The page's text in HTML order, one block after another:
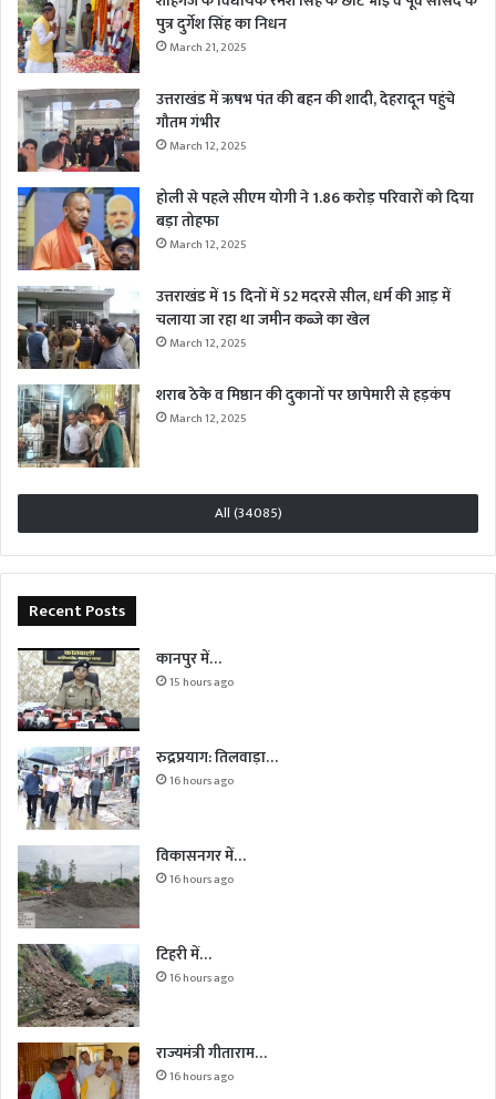
पुत्र दुर्गेश सिंह का निधन
March 21, 2025
उत्तराखंड में ऋषभ पंत की बहन की शादी, देहरादून पहुंचे
गौतम गंभीर
March 12, 2025
होली से पहले सीएम योगी ने 1.86 करोड़ परिवारों को दिया
बड़ा तोहफा
March 12, 2025
उत्तराखंड में 15 दिनों में 52 मदरसे सील, धर्म की आड़ में
चलाया जा रहा था जमीन कब्जे का खेल
March 12, 2025
शराब ठेके व मिष्ठान की दुकानों पर छापेमारी से हड़कंप
March 12, 2025
All (34085)
Recent Posts
कानपुर में…
15 hours ago
रुद्रप्रयाग: तिलवाड़ा…
16 hours ago
विकासनगर में…
16 hours ago
टिहरी में…
16 hours ago
राज्यमंत्री गीताराम…
16 hours ago